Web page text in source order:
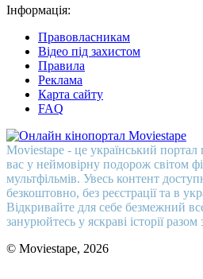
Інформація:
Правовласникам
Відео під захистом
Правила
Реклама
Карта сайту
FAQ
Moviestape - це український
вас у неймовірну подорож світом
мультфільмів. Увесь контент
безкоштовно, без реєстрації та в
Відкривайте для себе безмежний
занурюйтесь у яскраві історії
© Moviestape, 2026